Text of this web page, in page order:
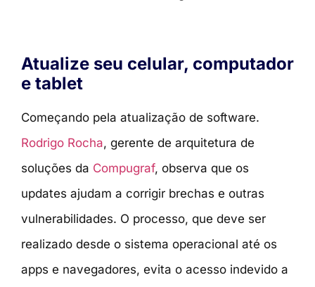
Atualize seu celular, computador
e tablet
Começando pela atualização de software.
Rodrigo Rocha, gerente de arquitetura de
soluções da Compugraf, observa que os
updates ajudam a corrigir brechas e outras
vulnerabilidades. O processo, que deve ser
realizado desde o sistema operacional até os
apps e navegadores, evita o acesso indevido a